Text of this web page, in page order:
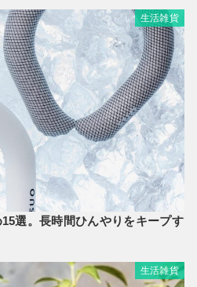
生活雑貨
選。長時間ひんやりをキープす
生活雑貨